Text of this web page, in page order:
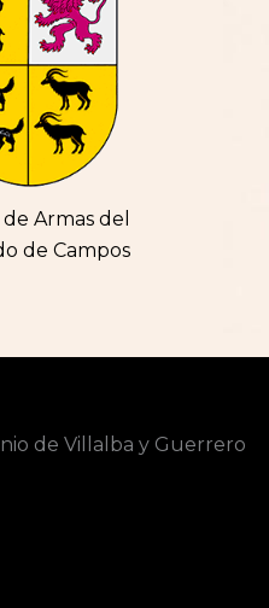
Armas del
de Campos
de Villalba y Guerrero